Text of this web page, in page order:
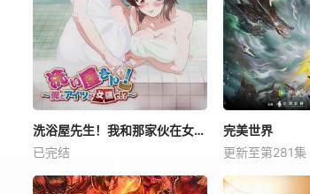
洗浴屋先生！我和那家伙在女浴池！？
已完结
完美世界
更新至第281集